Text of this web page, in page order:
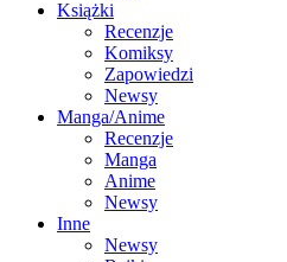
Książki
Recenzje
Komiksy
Zapowiedzi
Newsy
Manga/Anime
Recenzje
Manga
Anime
Newsy
Inne
Newsy